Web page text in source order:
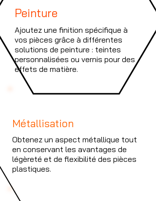
Peinture
Ajoutez une finition spécifique à
vos pièces grâce à différentes
solutions de peinture : teintes
personnalisées ou vernis pour des
effets de matière.
Métallisation
Obtenez un aspect métallique tout
en conservant les avantages de
légèreté et de flexibilité des pièces
plastiques.